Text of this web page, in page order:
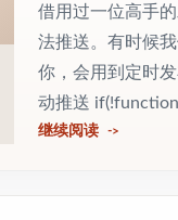
借用过一位高手
法推送。有时候
你，会用到定时
动推送
继续阅读